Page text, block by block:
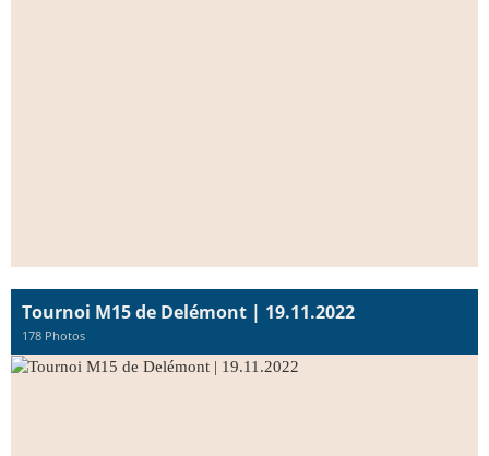
Tournoi M15 de Delémont | 19.11.2022
178 Photos